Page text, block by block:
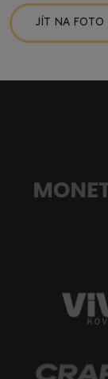
JÍT NA FOTO